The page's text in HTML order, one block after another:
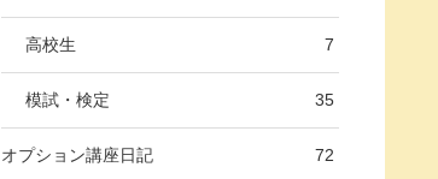
高校生 7
模試・検定 35
オプション講座日記 72